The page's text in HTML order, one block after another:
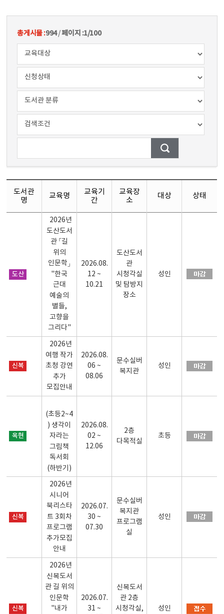
총게시물 :994/페이지 :1/100
도서관
명
교육명
교육기
간
교육장
소
대상 상태
도산
2026년
도산도서
관 「길
위의
인문학」
"한국
근대
예술의
별들,
고향을
그리다"
2026.08.
12 ~
10.21
도산도서
관
시청각실
및 탐방지
장소
성인
신복
2026년
여행 작가
초청 강연
추가
모집안내
2026.08.
06 ~
08.06
문수실버
복지관
성인
옥현
(초등2~4
) 생각이
자라는
그림책
독서회
(하반기)
2026.08.
02 ~
12.06
2층
다목적실
초등
신복
2026년
시니어
북리스타
트 3회차
프로그램
추가모집
안내
2026.07.
30 ~
07.30
문수실버
복지관
프로그램
실
성인
신복
2026년
신복도서
관 길 위의
인문학
"내가
2026.07.
31 ~
신복도서
관 2층
시청각실,
성인